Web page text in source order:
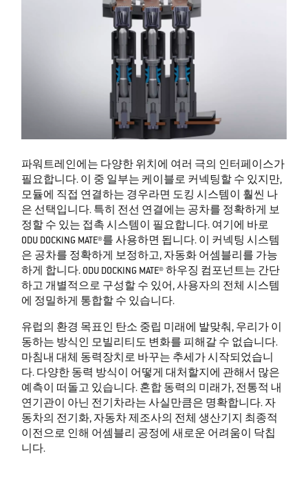
파워트레인에는 다양한 위치에 여러 극의 인터페이스가
필요합니다. 이 중 일부는 케이블로 커넥팅할 수 있지만,
모듈에 직접 연결하는 경우라면 도킹 시스템이 훨씬 나
은 선택입니다. 특히 전선 연결에는 공차를 정확하게 보
정할 수 있는 접촉 시스템이 필요합니다. 여기에 바로
ODU DOCKING MATE®를 사용하면 됩니다. 이 커넥팅 시스템
은 공차를 정확하게 보정하고, 자동화 어셈블리를 가능
하게 합니다. ODU DOCKING MATE® 하우징 컴포넌트는 간단
하고 개별적으로 구성할 수 있어, 사용자의 전체 시스템
에 정밀하게 통합할 수 있습니다.
유럽의 환경 목표인 탄소 중립 미래에 발맞춰, 우리가 이
동하는 방식인 모빌리티도 변화를 피해갈 수 없습니다.
마침내 대체 동력장치로 바꾸는 추세가 시작되었습니
다. 다양한 동력 방식이 어떻게 대처할지에 관해서 많은
예측이 떠돌고 있습니다. 혼합 동력의 미래가, 전통적 내
연기관이 아닌 전기차라는 사실만큼은 명확합니다. 자
동차의 전기화, 자동차 제조사의 전체 생산기지 최종적
이전으로 인해 어셈블리 공정에 새로운 어려움이 닥칩
니다.